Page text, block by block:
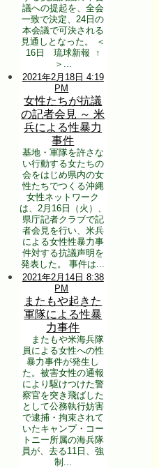
議への提起を、全会
一致で決定、24日の
本会議で可決される
見通しとなった。 ＜
16日 琉球新報 ↑
＞...
2021年2月18日 4:19
PM
女性たちが抗議
の記者会見 ～ 米
兵による性暴力
事件
基地・軍隊を許さな
い行動する女たちの
会をはじめ県内の女
性たちでつくる沖縄
女性ネットワーク
は、2月16日（火）、
県庁記者クラブで記
者会見を行い、米兵
による女性性暴力事
件対する抗議声明を
発表した。 事件は...
2021年2月14日 8:38
PM
またもや起きた
軍隊による性暴
力事件
またもや米海兵隊
員による女性への性
暴力事件が発生し
た。被害女性の通報
により駆けつけた警
察官を突き飛ばした
として公務執行妨害
で逮捕・拘束されて
いたキャンプ・コー
トニー所属の海兵隊
員が、去る11日、強
制...